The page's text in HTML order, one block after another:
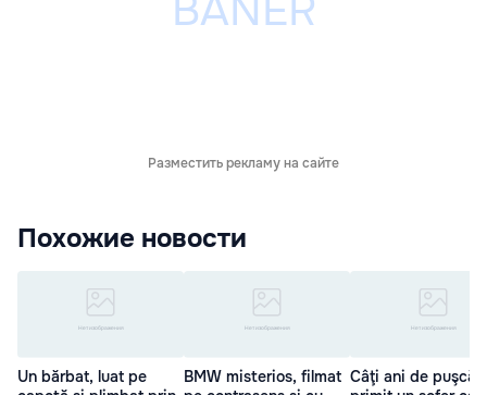
Разместить рекламу на сайте
Похожие новости
Un bărbat, luat pe
BMW misterios, filmat Câţi ani de